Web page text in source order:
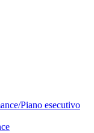
Piano esecutivo